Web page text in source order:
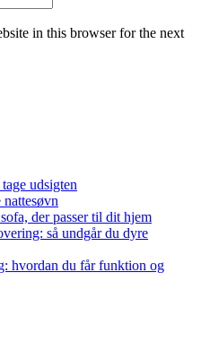
in this browser for the next
udsigten
nattesøvn
der passer til dit hjem
så undgår du dyre
hvordan du får funktion og